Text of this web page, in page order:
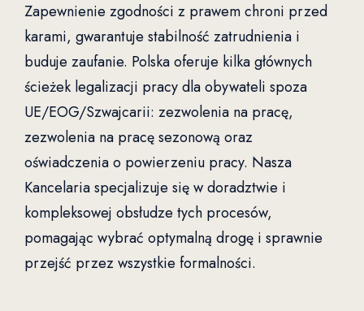
Zapewnienie zgodności z prawem chroni przed
karami, gwarantuje stabilność zatrudnienia i
buduje zaufanie. Polska oferuje kilka głównych
ścieżek legalizacji pracy dla obywateli spoza
UE/EOG/Szwajcarii: zezwolenia na pracę,
zezwolenia na pracę sezonową oraz
oświadczenia o powierzeniu pracy. Nasza
Kancelaria specjalizuje się w doradztwie i
kompleksowej obsłudze tych procesów,
pomagając wybrać optymalną drogę i sprawnie
przejść przez wszystkie formalności.